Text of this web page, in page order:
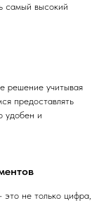
самый высокий
решение учитывая
предоставлять
удобен и
не только цифра,